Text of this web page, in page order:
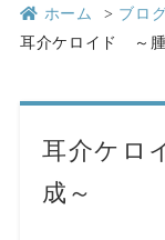
ホーム
ブロ
耳介ケロイド ～
耳介ケロ
成～